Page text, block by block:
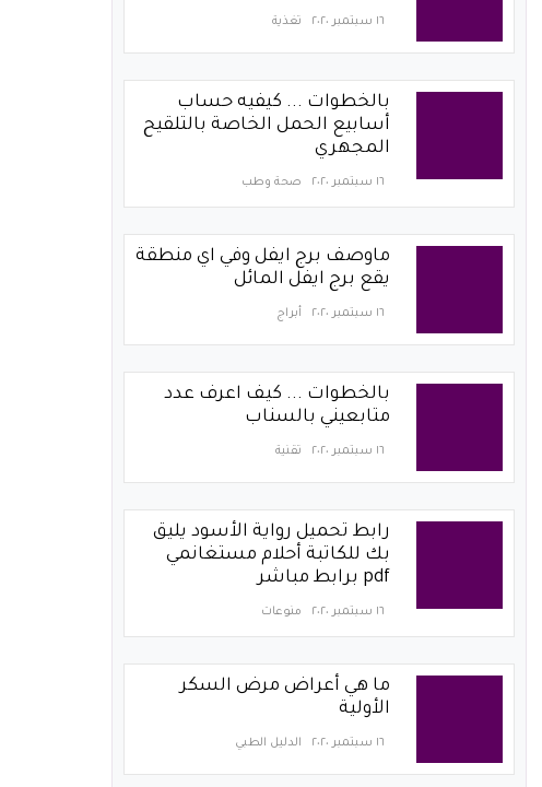
١٦ سبتمبر ٢٠٢٠ تغذية
بالخطوات ... كيفيه حساب
أسابيع الحمل الخاصة بالتلقيح
المجهري
١٦ سبتمبر ٢٠٢٠ صحة وطب
ماوصف برج ايفل وفي اي منطقة
يقع برج ايفل المائل
١٦ سبتمبر ٢٠٢٠ أبراج
بالخطوات ... كيف اعرف عدد
متابعيني بالسناب
١٦ سبتمبر ٢٠٢٠ تقنية
رابط تحميل رواية الأسود يليق
بك للكاتبة أحلام مستغانمي
pdf برابط مباشر
١٦ سبتمبر ٢٠٢٠ منوعات
ما هي أعراض مرض السكر
الأولية
١٦ سبتمبر ٢٠٢٠ الدليل الطبي